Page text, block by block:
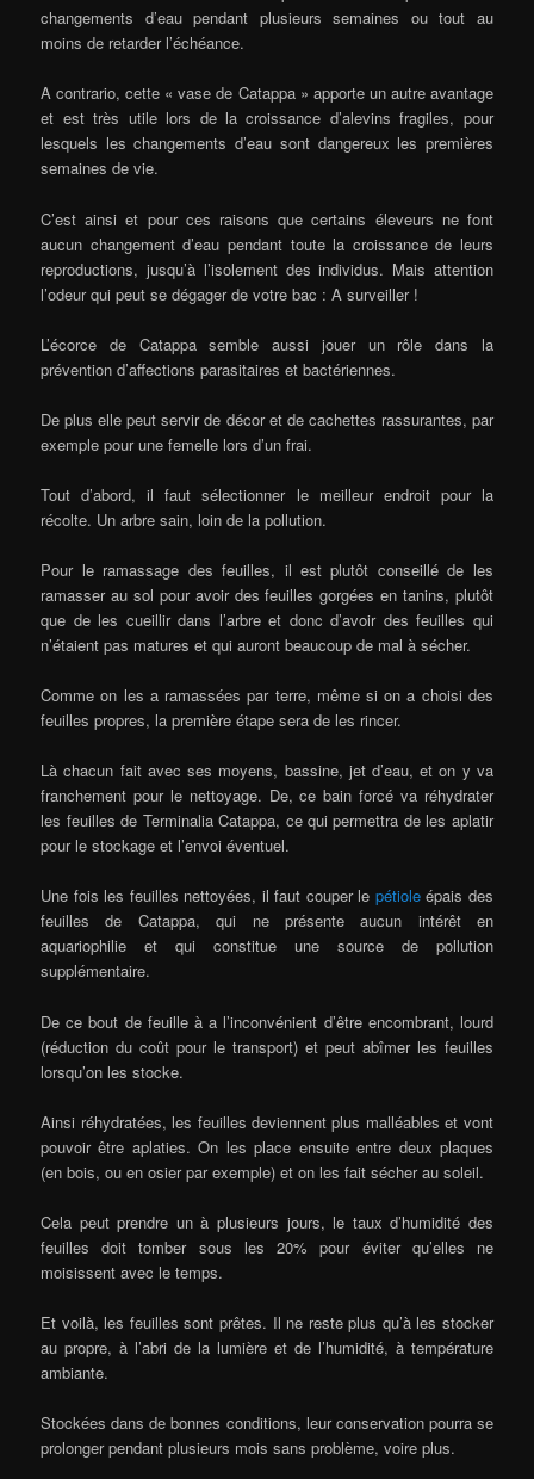
changements d’eau pendant plusieurs semaines ou tout au
moins de retarder l’échéance.
A contrario, cette « vase de Catappa » apporte un autre avantage
et est très utile lors de la croissance d’alevins fragiles, pour
lesquels les changements d’eau sont dangereux les premières
semaines de vie.
C’est ainsi et pour ces raisons que certains éleveurs ne font
aucun changement d’eau pendant toute la croissance de leurs
reproductions, jusqu’à l’isolement des individus. Mais attention
l’odeur qui peut se dégager de votre bac : A surveiller !
L’écorce de Catappa semble aussi jouer un rôle dans la
prévention d’affections parasitaires et bactériennes.
De plus elle peut servir de décor et de cachettes rassurantes, par
exemple pour une femelle lors d’un frai.
Tout d’abord, il faut sélectionner le meilleur endroit pour la
récolte. Un arbre sain, loin de la pollution.
Pour le ramassage des feuilles, il est plutôt conseillé de les
ramasser au sol pour avoir des feuilles gorgées en tanins, plutôt
que de les cueillir dans l’arbre et donc d’avoir des feuilles qui
n’étaient pas matures et qui auront beaucoup de mal à sécher.
Comme on les a ramassées par terre, même si on a choisi des
feuilles propres, la première étape sera de les rincer.
Là chacun fait avec ses moyens, bassine, jet d’eau, et on y va
franchement pour le nettoyage. De, ce bain forcé va réhydrater
les feuilles de Terminalia Catappa, ce qui permettra de les aplatir
pour le stockage et l’envoi éventuel.
Une fois les feuilles nettoyées, il faut couper le pétioleépais des
feuilles de Catappa, qui ne présente aucun intérêt en
aquariophilie et qui constitue une source de pollution
supplémentaire.
De ce bout de feuille à a l’inconvénient d’être encombrant, lourd
(réduction du coût pour le transport) et peut abîmer les feuilles
lorsqu’on les stocke.
Ainsi réhydratées, les feuilles deviennent plus malléables et vont
pouvoir être aplaties. On les place ensuite entre deux plaques
(en bois, ou en osier par exemple) et on les fait sécher au soleil.
Cela peut prendre un à plusieurs jours, le taux d’humidité des
feuilles doit tomber sous les 20% pour éviter qu’elles ne
moisissent avec le temps.
Et voilà, les feuilles sont prêtes. Il ne reste plus qu’à les stocker
au propre, à l’abri de la lumière et de l’humidité, à température
ambiante.
Stockées dans de bonnes conditions, leur conservation pourra se
prolonger pendant plusieurs mois sans problème, voire plus.